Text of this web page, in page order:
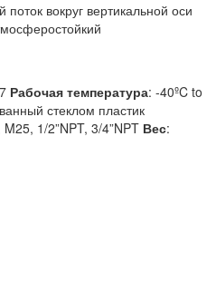
вокруг вертикальной оси
Рабочая температура: -40ºC to
стеклом пластик
1/2”NPT, 3/4”NPT Вес: